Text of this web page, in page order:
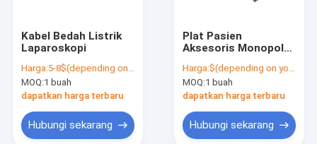
Kabel Bedah Listrik
Laparoskopi
Harga:5-8$(depending on your order qty)
MOQ:1 buah
dapatkan harga terbaru
Hubungi sekarang
Plat Pasien
Aksesoris Monopolar
Dengan Kabel
Harga:$(depending on your order qty)
MOQ:1 buah
dapatkan harga terbaru
Hubungi sekarang